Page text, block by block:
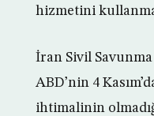
hizmetini
İran Sivil Savunma
ABD’nin 4
ihtimalinin